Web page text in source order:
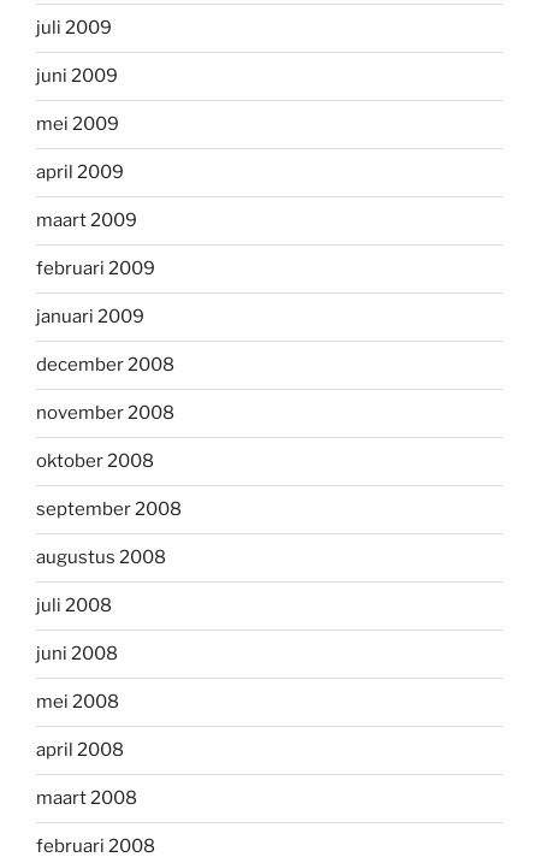
juli 2009
juni 2009
mei 2009
april 2009
maart 2009
februari 2009
januari 2009
december 2008
november 2008
oktober 2008
september 2008
augustus 2008
juli 2008
juni 2008
mei 2008
april 2008
maart 2008
februari 2008